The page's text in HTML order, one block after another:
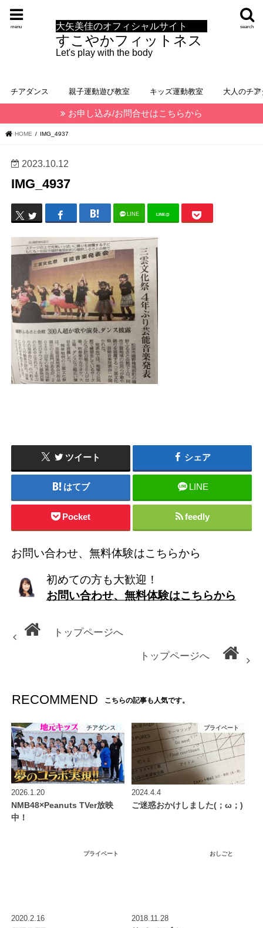
大矢美佳のオフィシャルサイト
すこやかフィットネス
Let's play with the body
search
menu
チアダンス 親子運動遊び教室 キッズ運動教室 大人のチ
お申し込み/お問合せはこちらから
HOME IMG_4937
2023.10.12
IMG_4937
LINE LINE@
ツイート シェア
はてブ LINE
Pocket feedly
お問い合わせ、無料体験はこちらから
初めての方も大歓迎！
お問い合わせ、無料体験はこちらから
トップページへ
トップページへ
RECOMMEND こちらの記事も人気です。
チアダンス
2026.1.20
NMB48×Peanuts TVer放映
中！
プライベート
2024.4.4
ご迷惑おかけしました(；ω；)
プライベート
2020.2.16
おしごと
2018.11.28